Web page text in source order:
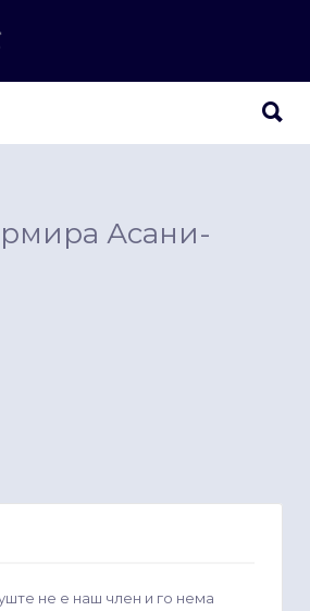
Асани-
не е наш член и го нема